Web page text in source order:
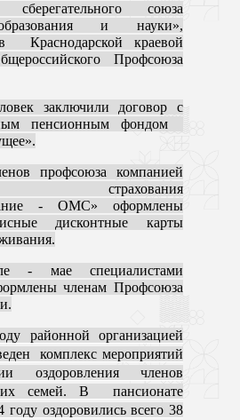
союза
и науки»,
Краснодарской краевой
Профсоюза
заключили договор с
пенсионным фондом
профсоюза компанией
страхования
- ОМС» оформлены
дисконтные карты
- мае специалистами
членам Профсоюза
организацией
комплекс мероприятий
оздоровления членов
семей. В пансионате
году оздоровились всего 38